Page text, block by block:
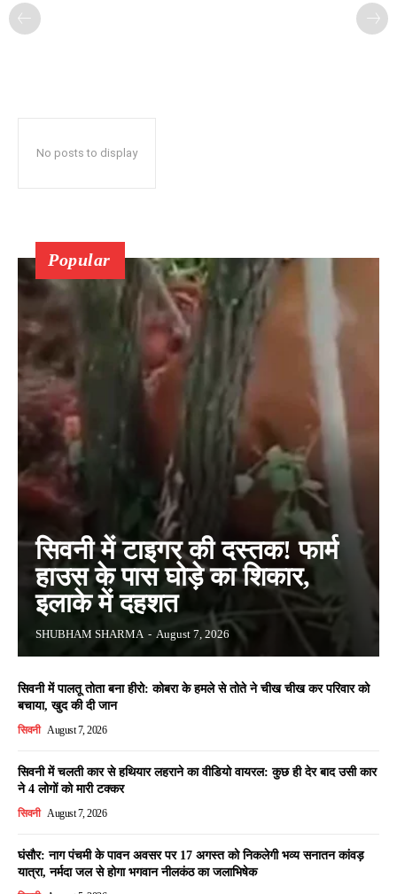
No posts to display
Popular
सिवनी में टाइगर की दस्तक! फार्म
हाउस के पास घोड़े का शिकार,
इलाके में दहशत
SHUBHAM SHARMA - August 7, 2026
सिवनी में पालतू तोता बना हीरो: कोबरा के हमले से तोते ने चीख चीख कर परिवार को
बचाया, खुद की दी जान
सिवनी August 7, 2026
सिवनी में चलती कार से हथियार लहराने का वीडियो वायरल: कुछ ही देर बाद उसी कार
ने 4 लोगों को मारी टक्कर
सिवनी August 7, 2026
घंसौर: नाग पंचमी के पावन अवसर पर 17 अगस्त को निकलेगी भव्य सनातन कांवड़
यात्रा, नर्मदा जल से होगा भगवान नीलकंठ का जलाभिषेक